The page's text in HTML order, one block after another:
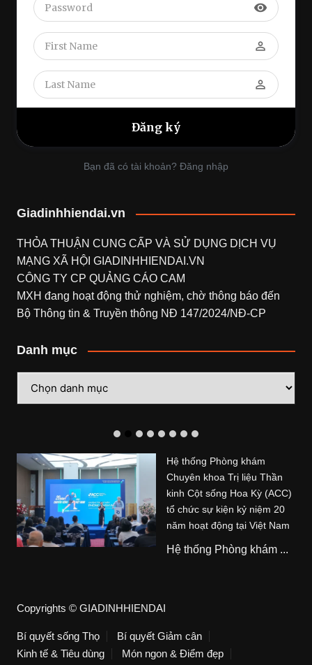
visibility
perm_identity
perm_identity
Bạn đã có tài khoản? Đăng nhập
Giadinhhiendai.vn
THỎA THUẬN CUNG CẤP VÀ SỬ DỤNG DỊCH VỤ
MẠNG XÃ HỘI GIADINHHIENDAI.VN
CÔNG TY CP QUẢNG CÁO CAM
MXH đang hoạt động thử nghiệm, chờ thông báo đến
Bộ Thông tin & Truyền thông NĐ 147/2024/NĐ-CP
Danh mục
mục
Hệ thống Phòng khám
Chuyên khoa Trị liệu Thần
kinh Cột sống Hoa Kỳ (ACC)
tổ chức sự kiện kỷ niệm 20
năm hoạt động tại Việt Nam
Hệ thống Phòng khám ...
Copyrights © GIADINHHIENDAI
Bí quyết sống Thọ
Bí quyết Giảm cân
Kinh tế & Tiêu dùng
Món ngon & Điểm đẹp